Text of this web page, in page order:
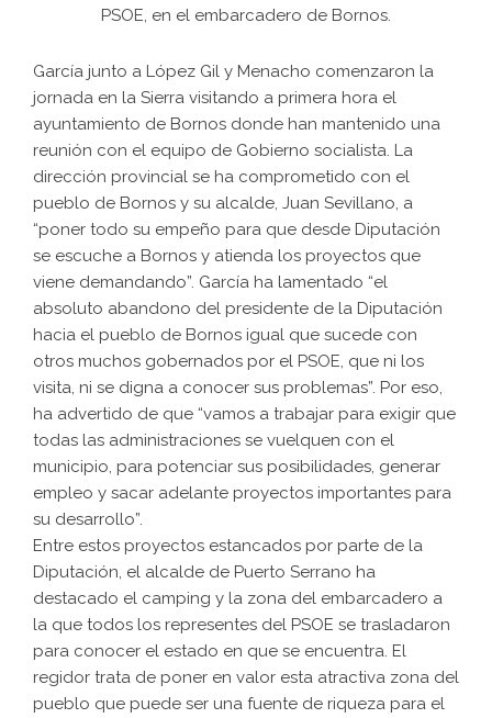
PSOE, en el embarcadero de Bornos.
García junto a López Gil y Menacho comenzaron la
jornada en la Sierra visitando a primera hora el
ayuntamiento de Bornos donde han mantenido una
reunión con el equipo de Gobierno socialista. La
dirección provincial se ha comprometido con el
pueblo de Bornos y su alcalde, Juan Sevillano, a
“poner todo su empeño para que desde Diputación
se escuche a Bornos y atienda los proyectos que
viene demandando”. García ha lamentado “el
absoluto abandono del presidente de la Diputación
hacia el pueblo de Bornos igual que sucede con
otros muchos gobernados por el PSOE, que ni los
visita, ni se digna a conocer sus problemas”. Por eso,
ha advertido de que “vamos a trabajar para exigir que
todas las administraciones se vuelquen con el
municipio, para potenciar sus posibilidades, generar
empleo y sacar adelante proyectos importantes para
su desarrollo”.
Entre estos proyectos estancados por parte de la
Diputación, el alcalde de Puerto Serrano ha
destacado el camping y la zona del embarcadero a
la que todos los representes del PSOE se trasladaron
para conocer el estado en que se encuentra. El
regidor trata de poner en valor esta atractiva zona del
pueblo que puede ser una fuente de riqueza para el